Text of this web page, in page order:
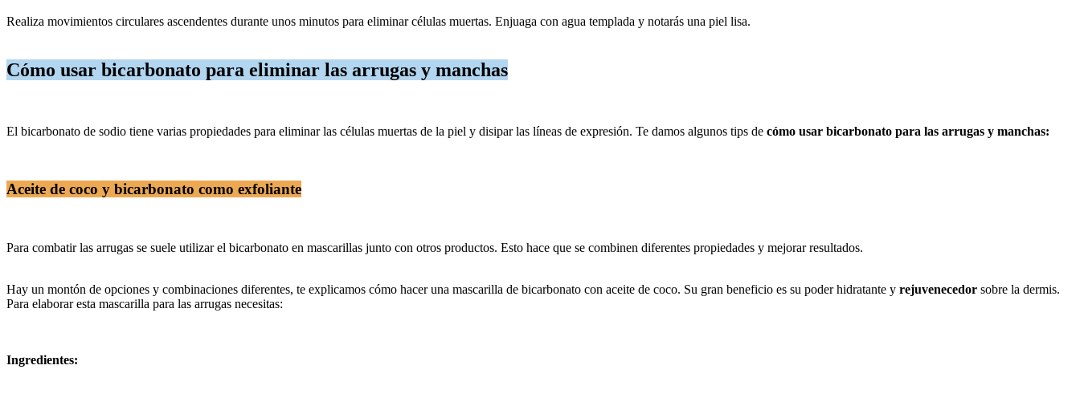
Realiza movimientos circulares ascendentes durante unos minutos para eliminar células muertas. Enjuaga con agua templada y notarás una piel lisa.
Cómo usar bicarbonato para eliminar las arrugas y manchas
El bicarbonato de sodio tiene varias propiedades para eliminar las células muertas de la piel y disipar las líneas de expresión. Te damos algunos tips de cómo usar bicarbonato para las arrugas y manchas:
Aceite de coco y bicarbonato como exfoliante
Para combatir las arrugas se suele utilizar el bicarbonato en mascarillas junto con otros productos. Esto hace que se combinen diferentes propiedades y mejorar resultados.
Hay un montón de opciones y combinaciones diferentes, te explicamos cómo hacer una mascarilla de bicarbonato con aceite de coco. Su gran beneficio es su poder hidratante y rejuvenecedor sobre la dermis.
Para elaborar esta mascarilla para las arrugas necesitas:
Ingredientes: